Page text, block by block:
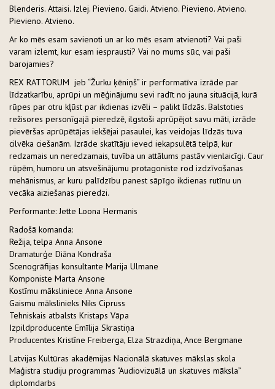
Blenderis. Attaisi. Izlej. Pievieno. Gaidi. Atvieno. Pievieno. Atvieno.
Pievieno. Atvieno.
Ar ko mēs esam savienoti un ar ko mēs esam atvienoti? Vai paši
varam izlemt, kur esam iesprausti? Vai no mums sūc, vai paši
barojamies?
REX RATTORUM jeb “Žurku ķēniņš” ir performatīva izrāde par
līdzatkarību, aprūpi un mēģinājumu sevi radīt no jauna situācijā, kurā
rūpes par otru kļūst par ikdienas izvēli – palikt līdzās. Balstoties
režisores personīgajā pieredzē, ilgstoši aprūpējot savu māti, izrāde
pievēršas aprūpētājas iekšējai pasaulei, kas veidojas līdzās tuva
cilvēka ciešanām. Izrāde skatītāju ieved iekapsulētā telpā, kur
redzamais un neredzamais, tuvība un attālums pastāv vienlaicīgi. Caur
rūpēm, humoru un atsvešinājumu protagoniste rod izdzīvošanas
mehānismus, ar kuru palīdzību panest sāpīgo ikdienas rutīnu un
vecāka aiziešanas pieredzi.
Performante: Jette Loona Hermanis
Radošā komanda:
Režija, telpa Anna Ansone
Dramaturģe Diāna Kondraša
Scenogrāfijas konsultante Marija Ulmane
Komponiste Marta Ansone
Kostīmu māksliniece Anna Ansone
Gaismu mākslinieks Niks Cipruss
Tehniskais atbalsts Kristaps Vāpa
Izpildproducente Emīlija Skrastiņa
Producentes Kristīne Freiberga, Elza Strazdiņa, Ance Bergmane
Latvijas Kultūras akadēmijas Nacionālā skatuves mākslas skola
Maģistra studiju programmas “Audiovizuālā un skatuves māksla”
diplomdarbs